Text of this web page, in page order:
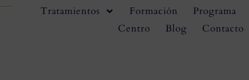
Tratamientos Formación
Programa
Centro
Blog Contacto